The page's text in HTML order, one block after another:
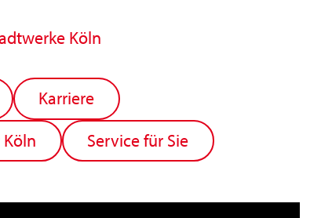
Köln
Karriere
Service für Sie